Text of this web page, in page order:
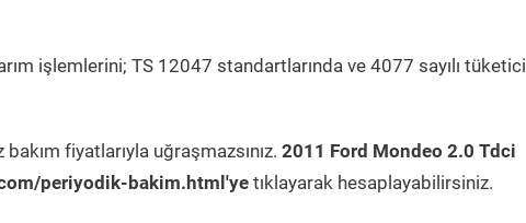
işlemlerini; TS 12047 standartlarında ve 4077 sayılı tüketici
fiyatlarıyla uğraşmazsınız. 2011 Ford Mondeo 2.0 Tdci
periyodik-bakim.html'ye tıklayarak hesaplayabilirsiniz.